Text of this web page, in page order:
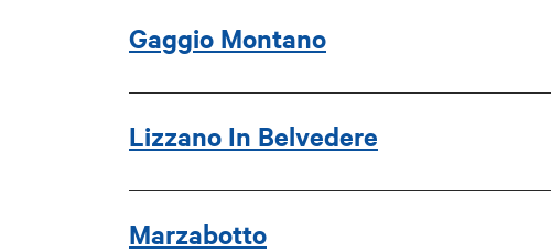
Gaggio Montano
Lizzano In Belvedere
Marzabotto